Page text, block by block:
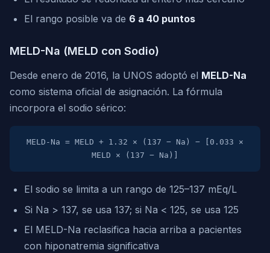
El rango posible va de 6 a 40 puntos
MELD-Na (MELD con Sodio)
Desde enero de 2016, la UNOS adoptó el MELD-Na
como sistema oficial de asignación. La fórmula
incorpora el sodio sérico:
MELD-Na = MELD + 1.32 × (137 − Na) − [0.033 ×
MELD × (137 − Na)]
El sodio se limita a un rango de 125–137 mEq/L
Si Na > 137, se usa 137; si Na < 125, se usa 125
El MELD-Na reclasifica hacia arriba a pacientes
con hiponatremia significativa